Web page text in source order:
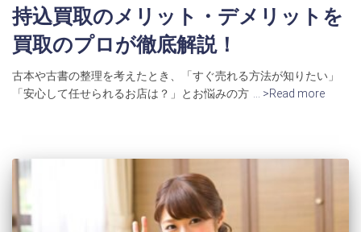
持込買取のメリット・デメリットを
買取のプロが徹底解説！
古本や古書の整理を考えたとき、「すぐ売れる方法が知りたい」
「安心して任せられるお店は？」とお悩みの方
… >Read more